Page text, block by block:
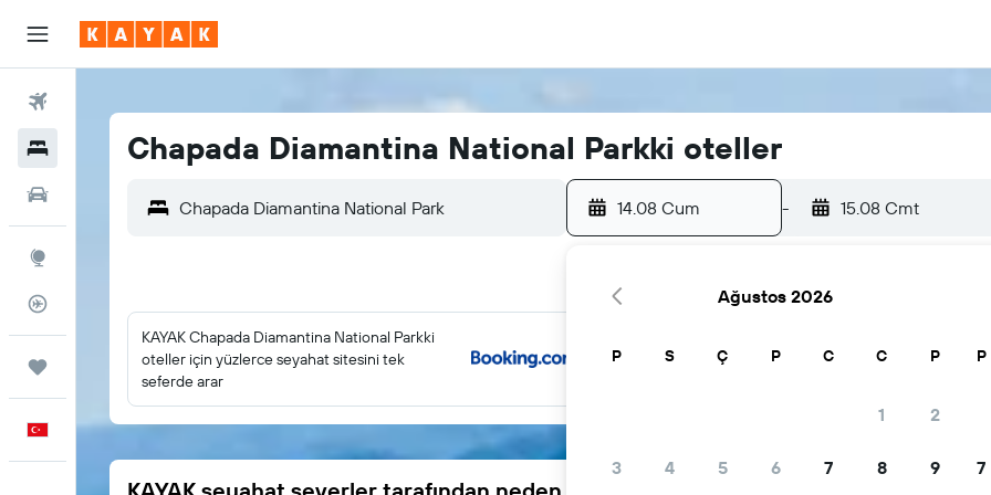
Türkçe
Chapada Diamantina National Parkki oteller
14.08 Cum - 15.08 Cmt
KAYAK Chapada Diamantina National Parkki
oteller için yüzlerce seyahat sitesini tek
seferde arar
Ağustos 2026
P S Ç P C C P
1 2
3 4 5 6 7 8 9
P
7